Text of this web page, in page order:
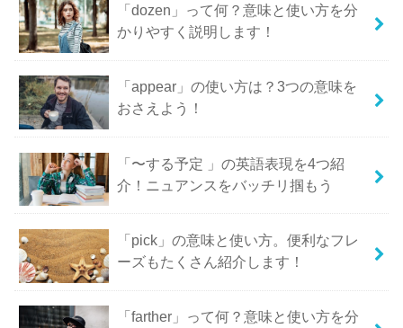
「dozen」って何？意味と使い方を分
かりやすく説明します！
「appear」の使い方は？3つの意味を
おさえよう！
「〜する予定 」の英語表現を4つ紹
介！ニュアンスをバッチリ掴もう
「pick」の意味と使い方。便利なフレ
ーズもたくさん紹介します！
「farther」って何？意味と使い方を分